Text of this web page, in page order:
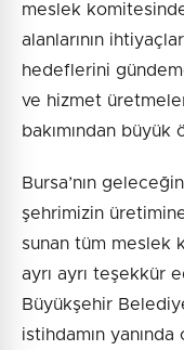
meslek
alanlarının
hedeflerini
ve hizmet
bakımından büyük
Bursa’nın
şehrimizin
sunan tüm meslek
ayrı ayrı teşekkür
Büyükşehir
istihdamın